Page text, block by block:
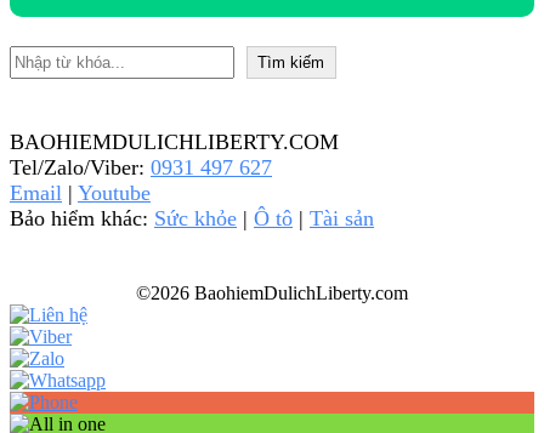
Tìm kiếm Tìm kiếm
BAOHIEMDULICHLIBERTY.COM
Tel/Zalo/Viber: 0931 497 627
Email | Youtube
Bảo hiểm khác: Sức khỏe | Ô tô | Tài sản
©2026 BaohiemDulichLiberty.com